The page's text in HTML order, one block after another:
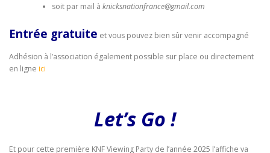
soit par mail à knicksnationfrance@gmail.com
Entrée gratuite et vous pouvez bien sûr venir accompagné
Adhésion à l’association également possible sur place ou directement
en ligne ici
Let’s Go !
Et pour cette première KNF Viewing Party de l’année 2025 l’affiche va